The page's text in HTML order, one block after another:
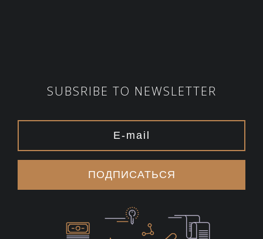
SUBSRIBE TO NEWSLETTER
ПОДПИСАТЬСЯ